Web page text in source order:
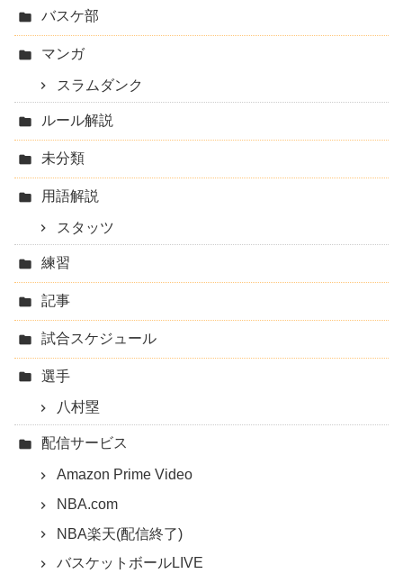
バスケ部
マンガ
スラムダンク
ルール解説
未分類
用語解説
スタッツ
練習
記事
試合スケジュール
選手
八村塁
配信サービス
Amazon Prime Video
NBA.com
NBA楽天(配信終了)
バスケットボールLIVE